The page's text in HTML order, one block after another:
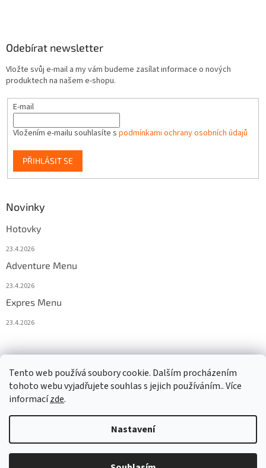
Tento web používá soubory cookie. Dalším procházením
tohoto webu vyjadřujete souhlas s jejich používáním.. Více
informacízde.
Nastavení
Odebírat newsletter
Vložte svůj e-mail a my vám budeme zasílat informace o nových
produktech na našem e-shopu.
E-mail
Vložením e-mailu souhlasíte s podmínkami ochrany osobních údajů
PŘIHLÁSIT SE
Novinky
Hotovky
23.4.2026
Adventure Menu
23.4.2026
Expres Menu
23.4.2026
Copyright 2026www.333adventures.com. Všechna práva